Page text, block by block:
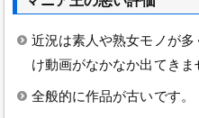
近況は素人や熟女モノが多
け動画がなかなか出てきま
全般的に作品が古いです。